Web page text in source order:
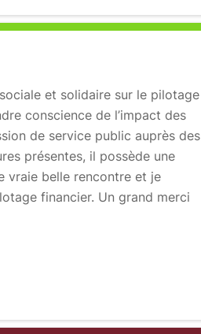
et solidaire sur le pilotage
conscience de l’impact des
de service public auprès des
présentes, il possède une
vraie belle rencontre et je
financier. Un grand merci